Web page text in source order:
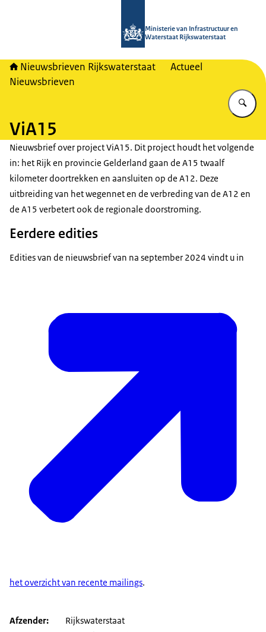
Ministerie van Infrastructuur en
Waterstaat Rijkswaterstaat
Nieuwsbrieven Rijkswaterstaat
Actueel
Nieuwsbrieven
ViA15
Nieuwsbrief over project ViA15. Dit project houdt het volgende
in: het Rijk en provincie Gelderland gaan de A15 twaalf
kilometer doortrekken en aansluiten op de A12. Deze
uitbreiding van het wegennet en de verbreding van de A12 en
de A15 verbetert ook de regionale doorstroming.
Eerdere edities
Edities van de nieuwsbrief van na september 2024 vindt u in
het overzicht van recente mailings.
Afzender Rijkswaterstaat